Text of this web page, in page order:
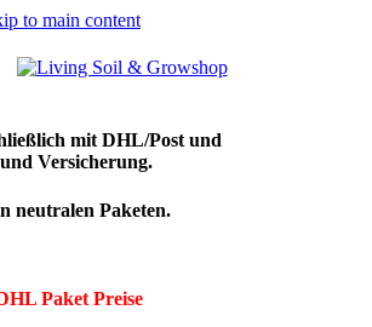
to main content
mit DHL/Post und
Versicherung.
neutralen Paketen.
Paket Preise